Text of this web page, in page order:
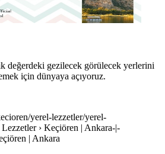
değerdeki gezilecek görülecek yerlerini
için dünyaya açıyoruz.
yerel-lezzetler/yerel-
› Keçiören | Ankara-|-
| Ankara